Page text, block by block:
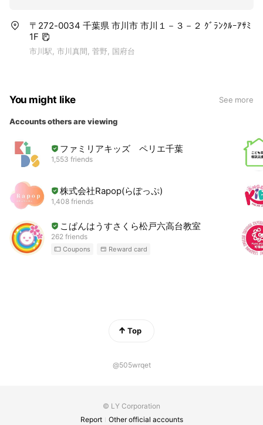
〒272-0034 千葉県 市川市 市川１－３－２ ｸﾞﾗﾝｸﾙｰｱｻﾐ
1F
市川駅, 市川真間, 菅野, 国府台
You might like See more
Accounts others are viewing
ファミリアキッズ ペリエ千葉
1,553 friends
株式会社Rapop(らぽっぷ)
1,408 friends
こぱんはうすさくら松戸六高台教室
262 friends
Coupons Reward card
Top
@505wrqet
© LY Corporation
Report
Other official accounts